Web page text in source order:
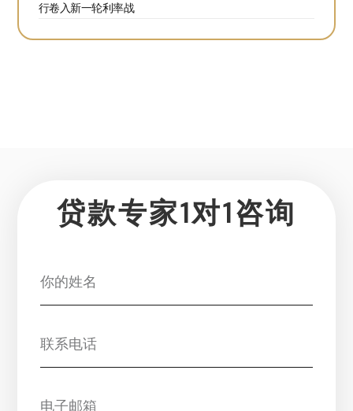
行卷入新一轮利率战
贷款专家1对1咨询